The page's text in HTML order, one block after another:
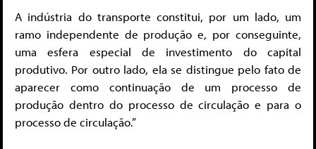
A indústria do transporte constitui, por um lado, um
ramo independente de produção e, por conseguinte,
uma esfera especial de investimento do capital
produtivo. Por outro lado, ela se distingue pelo fato de
aparecer como continuação de um processo de
produção dentro do processo de circulação e para o
processo de circulação.”